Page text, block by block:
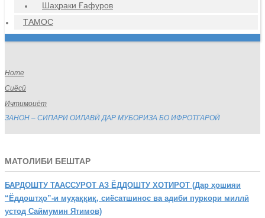
Шаҳраки Ғафуров
ТАМОС
Home
Сиёсӣ
Иҷтимоиёт
ЗАНОН – СИПАРИ ОИЛАВӢ ДАР МУБОРИЗА БО ИФРОТГАРОӢ
МАТОЛИБИ БЕШТАР
БАРДОШТУ ТААССУРОТ АЗ ЁДДОШТУ ХОТИРОТ (Дар ҳошияи
“Ёддоштҳо”-и муҳаққиқ, сиёсатшинос ва адиби пуркори миллӣ
устод Саймумин Ятимов)